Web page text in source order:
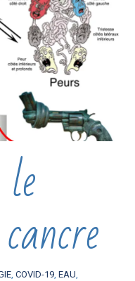
, COVID-19, EAU,